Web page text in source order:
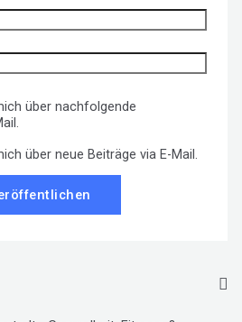
über nachfolgende
über neue Beiträge via E-Mail.